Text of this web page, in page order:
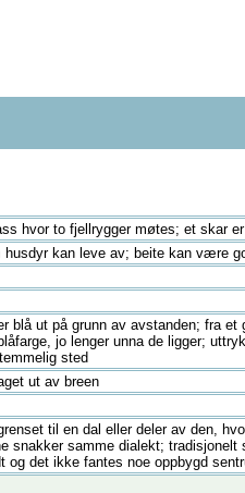
hvor to fjellrygger møtes; et skar
husdyr kan leve av; beite kan være
blå ut på grunn av avstanden; fra
jo lenger unna de ligger;
sted
ut av breen
til en dal eller deler av den,
snakker samme dialekt;
og det ikke fantes noe oppbygd